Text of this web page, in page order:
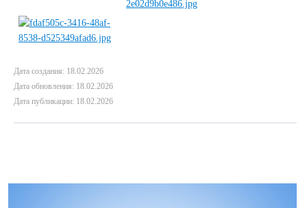
Дата создания: 18.02.2026
Дата обновления: 18.02.2026
Дата публикации: 18.02.2026